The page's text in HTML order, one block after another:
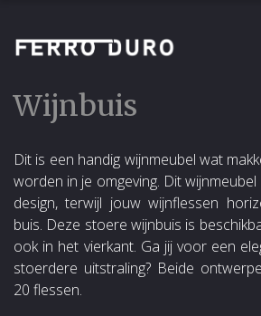
Wijnbuis
Dit is een handig wijnmeubel wat
worden in je omgeving. Dit
design, terwijl jouw wijnflessen
buis. Deze stoere wijnbuis is
ook in het vierkant. Ga jij voor een
stoerdere uitstraling? Beide
20 flessen.